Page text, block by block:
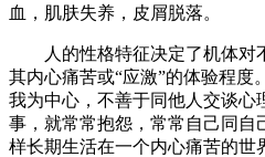
血，肌肤失养，皮屑脱落。
人的性格特征决定了机体对
其内心痛苦或“应激”的体验程度
我为中心，不善于同他人交谈心
事，就常常抱怨，常常自己同自
样长期生活在一个内心痛苦的世